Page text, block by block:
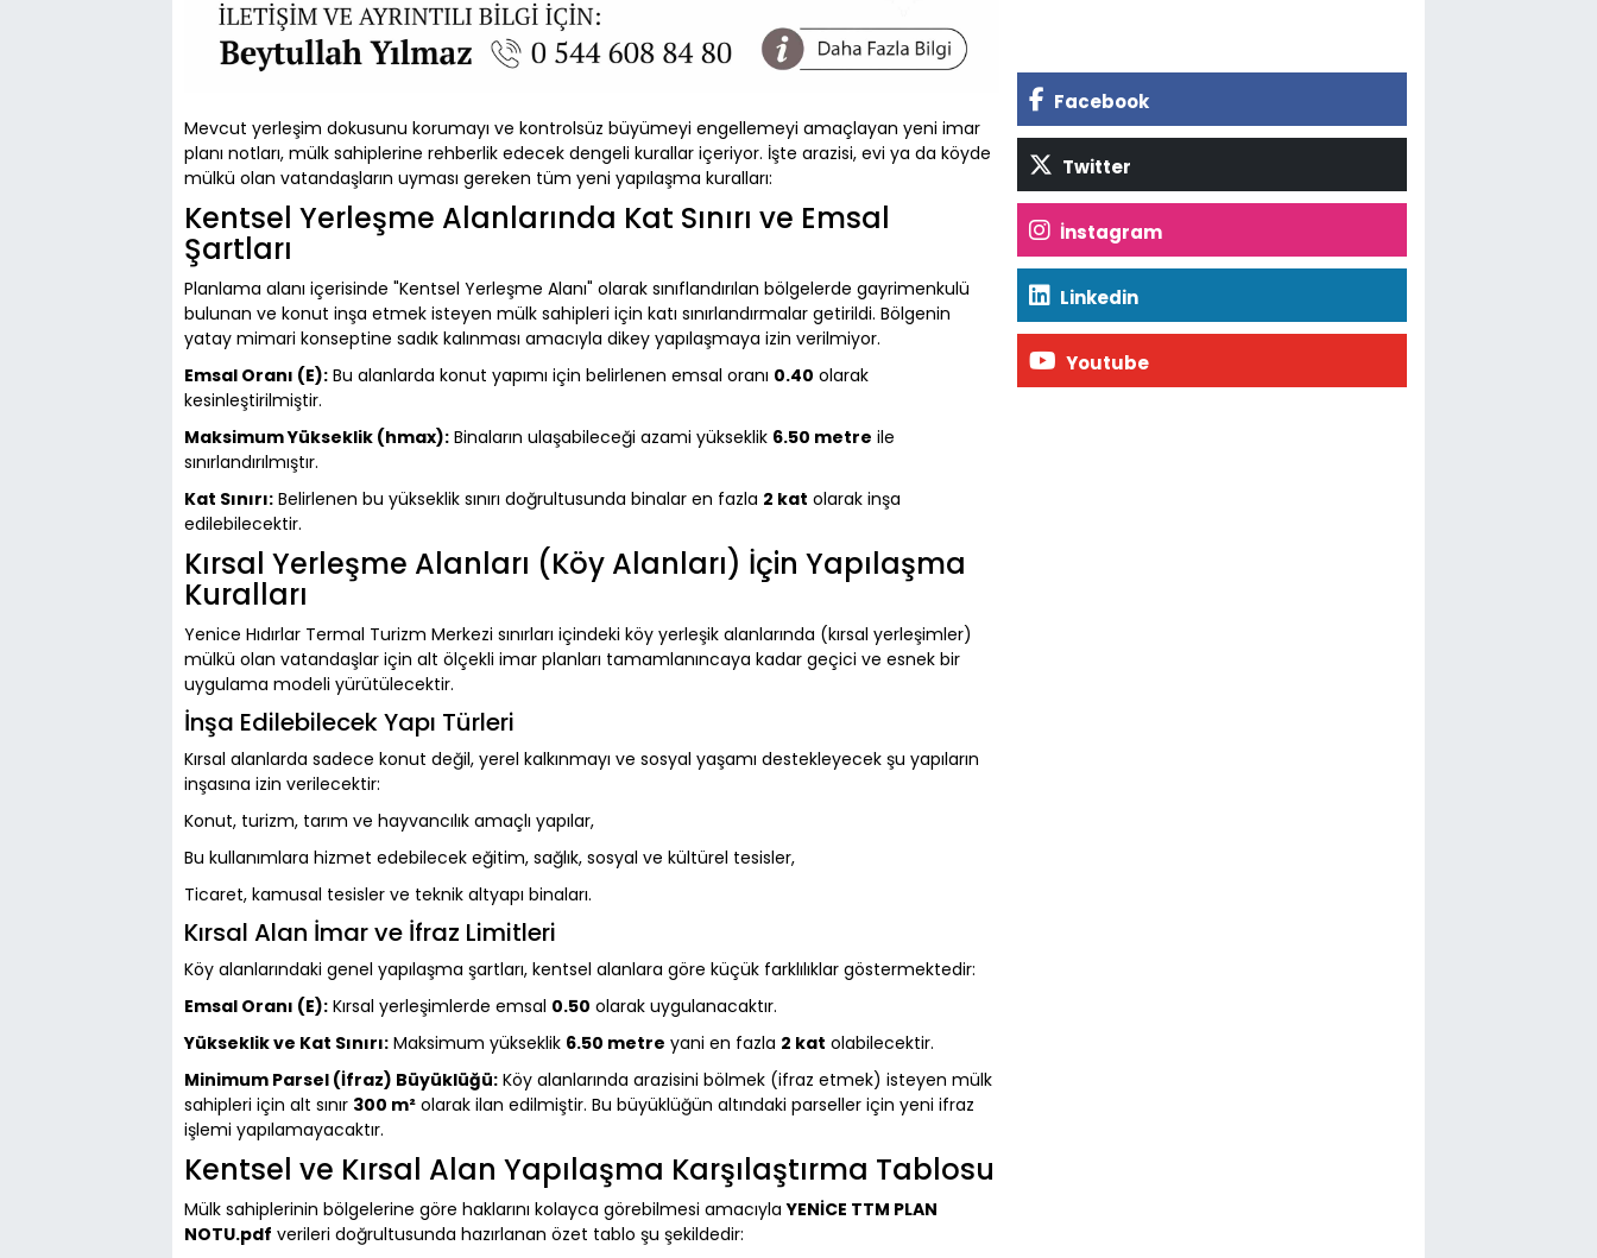
Mevcut yerleşim dokusunu korumayı ve kontrolsüz büyümeyi engellemeyi amaçlayan yeni imar
planı notları, mülk sahiplerine rehberlik edecek dengeli kurallar içeriyor. İşte arazisi, evi ya da köyde
mülkü olan vatandaşların uyması gereken tüm yeni yapılaşma kuralları:
Kentsel Yerleşme Alanlarında Kat Sınırı ve Emsal
Şartları
Planlama alanı içerisinde "Kentsel Yerleşme Alanı" olarak sınıflandırılan bölgelerde gayrimenkulü
bulunan ve konut inşa etmek isteyen mülk sahipleri için katı sınırlandırmalar getirildi. Bölgenin
yatay mimari konseptine sadık kalınması amacıyla dikey yapılaşmaya izin verilmiyor.
Emsal Oranı (E): Bu alanlarda konut yapımı için belirlenen emsal oranı 0.40 olarak
kesinleştirilmiştir.
Maksimum Yükseklik (hmax): Binaların ulaşabileceği azami yükseklik 6.50 metre ile
sınırlandırılmıştır.
Kat Sınırı: Belirlenen bu yükseklik sınırı doğrultusunda binalar en fazla 2 kat olarak inşa
edilebilecektir.
Kırsal Yerleşme Alanları (Köy Alanları) İçin Yapılaşma
Kuralları
Yenice Hıdırlar Termal Turizm Merkezi sınırları içindeki köy yerleşik alanlarında (kırsal yerleşimler)
mülkü olan vatandaşlar için alt ölçekli imar planları tamamlanıncaya kadar geçici ve esnek bir
uygulama modeli yürütülecektir.
İnşa Edilebilecek Yapı Türleri
Kırsal alanlarda sadece konut değil, yerel kalkınmayı ve sosyal yaşamı destekleyecek şu yapıların
inşasına izin verilecektir:
Konut, turizm, tarım ve hayvancılık amaçlı yapılar,
Bu kullanımlara hizmet edebilecek eğitim, sağlık, sosyal ve kültürel tesisler,
Ticaret, kamusal tesisler ve teknik altyapı binaları.
Kırsal Alan İmar ve İfraz Limitleri
Köy alanlarındaki genel yapılaşma şartları, kentsel alanlara göre küçük farklılıklar göstermektedir:
Emsal Oranı (E): Kırsal yerleşimlerde emsal 0.50 olarak uygulanacaktır.
Yükseklik ve Kat Sınırı: Maksimum yükseklik 6.50 metre yani en fazla 2 kat olabilecektir.
Minimum Parsel (İfraz) Büyüklüğü: Köy alanlarında arazisini bölmek (ifraz etmek) isteyen mülk
sahipleri için alt sınır 300 m² olarak ilan edilmiştir. Bu büyüklüğün altındaki parseller için yeni ifraz
işlemi yapılamayacaktır.
Kentsel ve Kırsal Alan Yapılaşma Karşılaştırma Tablosu
Mülk sahiplerinin bölgelerine göre haklarını kolayca görebilmesi amacıylaYENİCE TTM PLAN
NOTU.pdf verileri doğrultusunda hazırlanan özet tablo şu şekildedir:
Facebook
Twitter
İnstagram
Linkedin
Youtube